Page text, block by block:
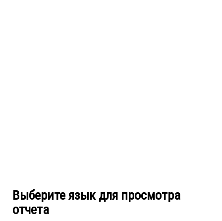
Выберите язык для просмотра
отчета